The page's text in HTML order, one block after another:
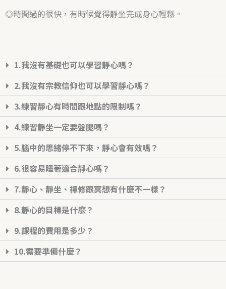
◎時間過的很快，有時候覺得靜坐完成身心輕鬆。
1.我沒有基礎也可以學習靜心嗎？
2.我沒有宗教信仰也可以學習靜心嗎？
3.練習靜心有時間跟地點的限制嗎？
4.練習靜坐一定要盤腿嗎？
5.腦中的思緒停不下來，靜心會有效嗎？
6.很容易睡著適合靜心嗎？
7.靜心、靜坐、禪修跟冥想有什麼不一樣？
8.靜心的目標是什麼？
9.課程的費用是多少？
10.需要準備什麼？